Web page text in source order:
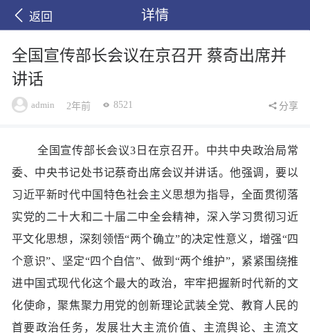
返回 详情
全国宣传部长会议在京召开 蔡奇出席并
讲话
admin 2年前 8521 分享
全国宣传部长会议3日在京召开。中共中央政治局常
委、中央书记处书记蔡奇出席会议并讲话。他强调，要以
习近平新时代中国特色社会主义思想为指导，全面贯彻落
实党的二十大和二十届二中全会精神，深入学习贯彻习近
平文化思想，深刻领悟“两个确立”的决定性意义，增强“四
个意识”、坚定“四个自信”、做到“两个维护”，紧紧围绕推
进中国式现代化这个最大的政治，牢牢把握新时代新的文
化使命，聚焦聚力用党的创新理论武装全党、教育人民的
首要政治任务，发展壮大主流价值、主流舆论、主流文